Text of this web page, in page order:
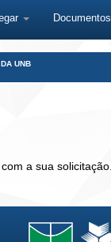
Documentos
UNB
a sua solicitação.